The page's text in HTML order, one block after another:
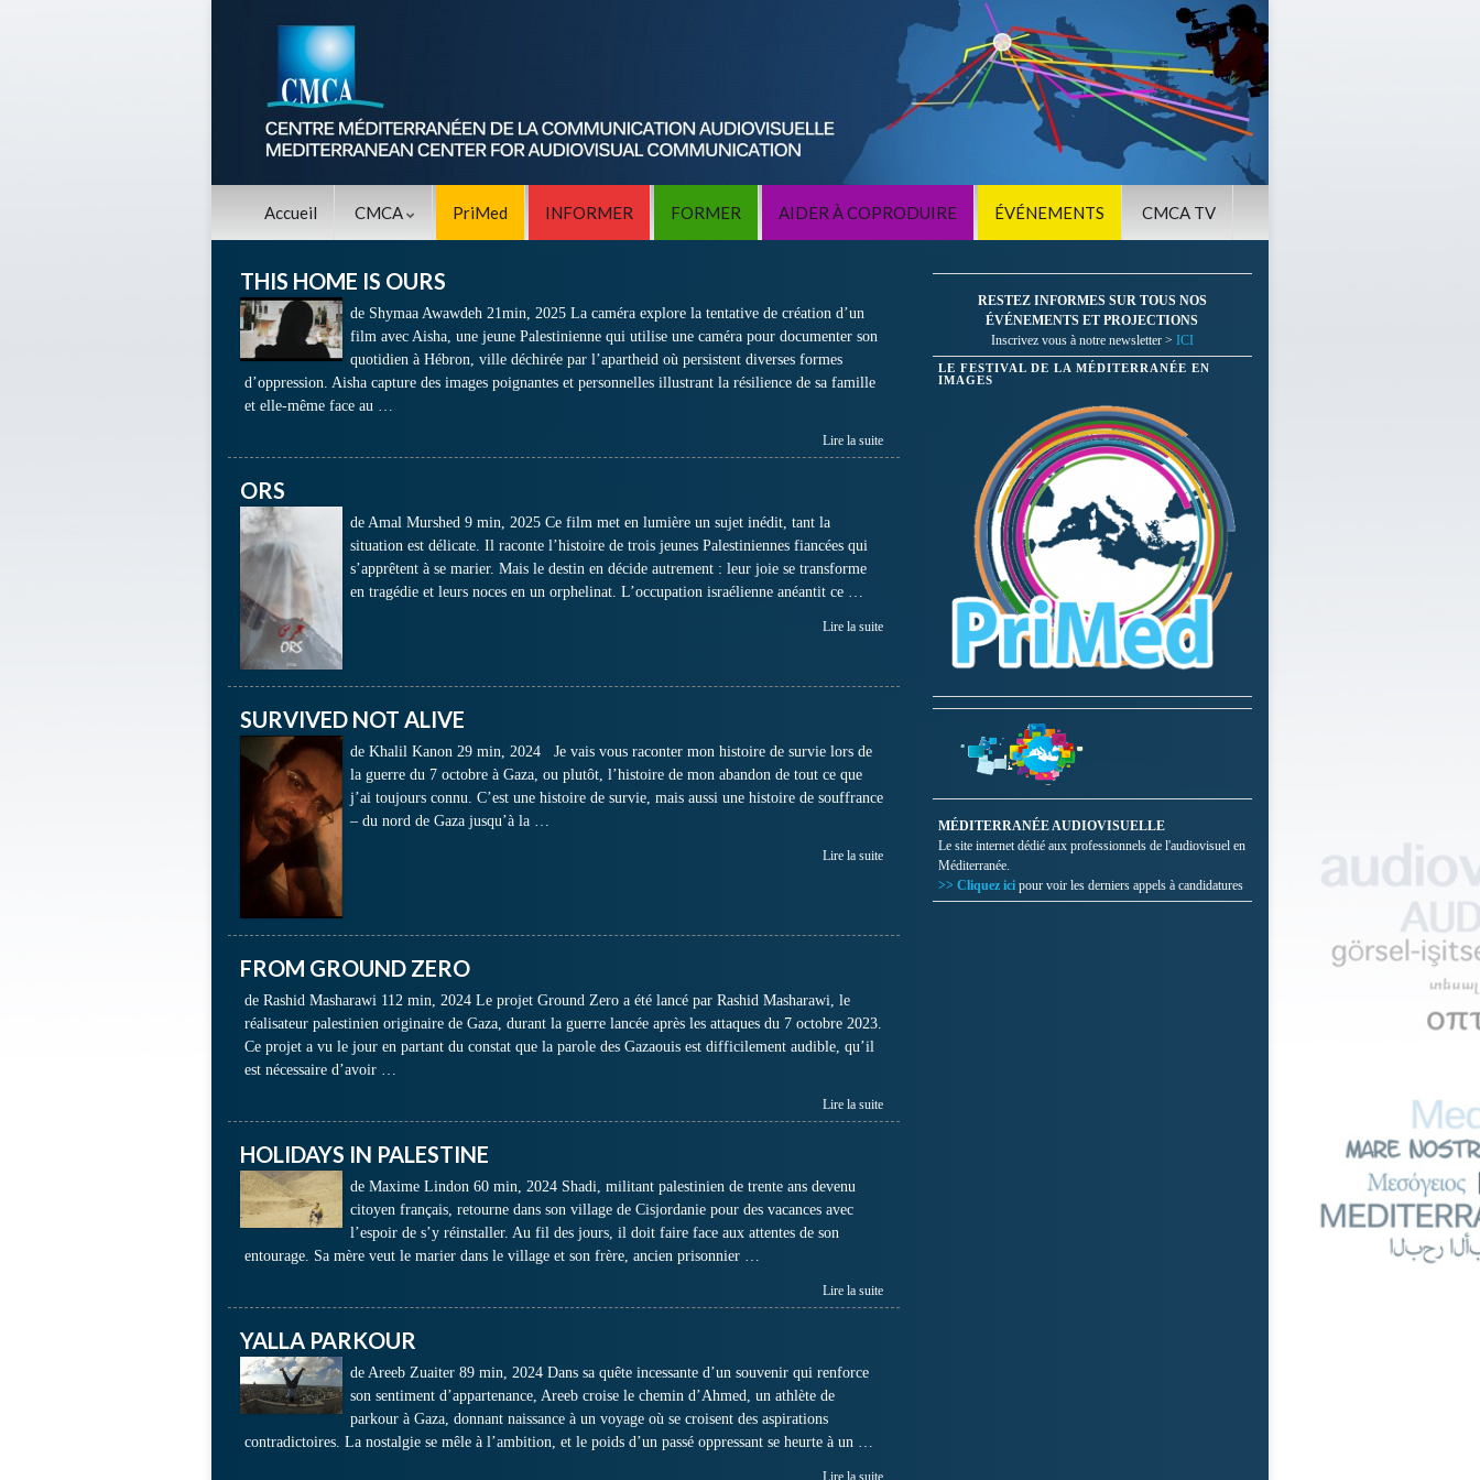
Accueil CMCA PriMed INFORMER FORMER AIDER À COPRODUIRE ÉVÉNEMENTS CMCA TV
THIS HOME IS OURS
de Shymaa Awawdeh 21min, 2025 La caméra explore la tentative de création d’un
film avec Aisha, une jeune Palestinienne qui utilise une caméra pour documenter son
quotidien à Hébron, ville déchirée par l’apartheid où persistent diverses formes
d’oppression. Aisha capture des images poignantes et personnelles illustrant la résilience de sa famille
et elle-même face au …
Lire la suite
ORS
de Amal Murshed 9 min, 2025 Ce film met en lumière un sujet inédit, tant la
situation est délicate. Il raconte l’histoire de trois jeunes Palestiniennes fiancées qui
s’apprêtent à se marier. Mais le destin en décide autrement : leur joie se transforme
en tragédie et leurs noces en un orphelinat. L’occupation israélienne anéantit ce …
Lire la suite
SURVIVED NOT ALIVE
de Khalil Kanon 29 min, 2024 Je vais vous raconter mon histoire de survie lors de
la guerre du 7 octobre à Gaza, ou plutôt, l’histoire de mon abandon de tout ce que
j’ai toujours connu. C’est une histoire de survie, mais aussi une histoire de souffrance
– du nord de Gaza jusqu’à la …
Lire la suite
FROM GROUND ZERO
de Rashid Masharawi 112 min, 2024 Le projet Ground Zero a été lancé par Rashid Masharawi, le
réalisateur palestinien originaire de Gaza, durant la guerre lancée après les attaques du 7 octobre 2023.
Ce projet a vu le jour en partant du constat que la parole des Gazaouis est difficilement audible, qu’il
est nécessaire d’avoir …
Lire la suite
HOLIDAYS IN PALESTINE
de Maxime Lindon 60 min, 2024 Shadi, militant palestinien de trente ans devenu
citoyen français, retourne dans son village de Cisjordanie pour des vacances avec
l’espoir de s’y réinstaller. Au fil des jours, il doit faire face aux attentes de son
entourage. Sa mère veut le marier dans le village et son frère, ancien prisonnier …
Lire la suite
YALLA PARKOUR
de Areeb Zuaiter 89 min, 2024 Dans sa quête incessante d’un souvenir qui renforce
son sentiment d’appartenance, Areeb croise le chemin d’Ahmed, un athlète de
parkour à Gaza, donnant naissance à un voyage où se croisent des aspirations
contradictoires. La nostalgie se mêle à l’ambition, et le poids d’un passé oppressant se heurte à un …
RESTEZ INFORMES SUR TOUS NOS
ÉVÉNEMENTS ET PROJECTIONS
Inscrivez vous à notre newsletter > ICI
LE FESTIVAL DE LA MÉDITERRANÉE EN
IMAGES
MÉDITERRANÉE AUDIOVISUELLE
Le site internet dédié aux professionnels de l'audiovisuel en
Méditerranée.
>> Cliquez ici pour voir les derniers appels à candidatures